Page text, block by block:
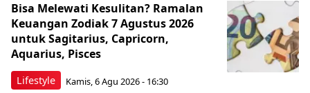
Lifestyle
Bisa Melewati Kesulitan? Ramalan
Keuangan Zodiak 7 Agustus 2026
untuk Sagitarius, Capricorn,
Aquarius, Pisces
Kamis, 6 Agu 2026 - 16:30